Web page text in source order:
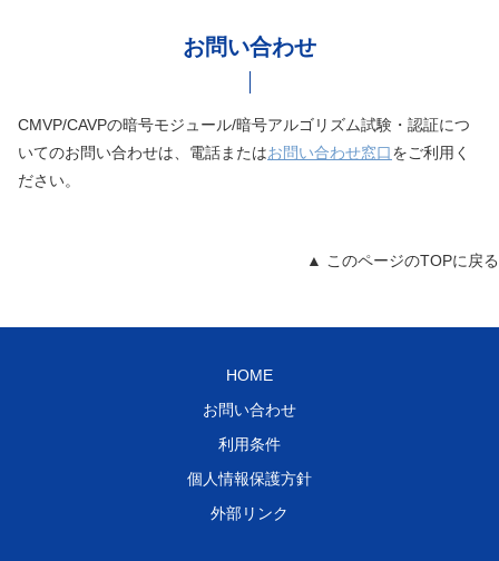
お問い合わせ
CMVP/CAVPの暗号モジュール/暗号アルゴリズム試験・認証につ
いてのお問い合わせは、電話またはお問い合わせ窓口をご利用く
ださい。
▲ このページのTOPに戻る
HOME
お問い合わせ
利用条件
個人情報保護方針
外部リンク